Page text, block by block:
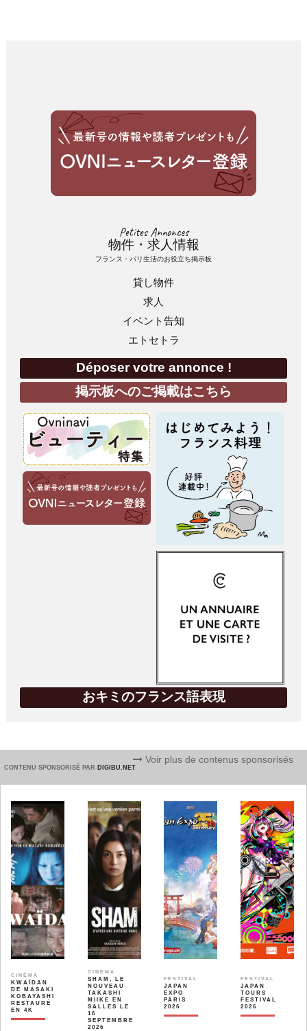
Petites Annonces
物件・求人情報
フランス・パリ生活のお役立ち掲示板
貸し物件
求人
イベント告知
エトセトラ
Déposer votre annonce !
掲示板へのご掲載はこちら
おキミのフランス語表現
CONTENU SPONSORISÉ PAR DIGIBU.NET
Voir plus de contenus sponsorisés
CINÉMA
KWAÏDAN
DE MASAKI
KOBAYASHI
RESTAURÉ
EN 4K
CINÉMA
SHAM, LE
NOUVEAU
TAKASHI
MIIKE EN
SALLES LE
16
SEPTEMBRE
2026
FESTIVAL
JAPAN
EXPO
PARIS
2026
FESTIVAL
JAPAN
TOURS
FESTIVAL
2026